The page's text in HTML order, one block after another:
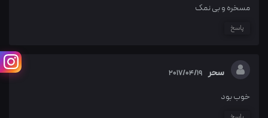
مسخره و بی نمک
پاسخ
سحر 2017/04/19
خوب بود